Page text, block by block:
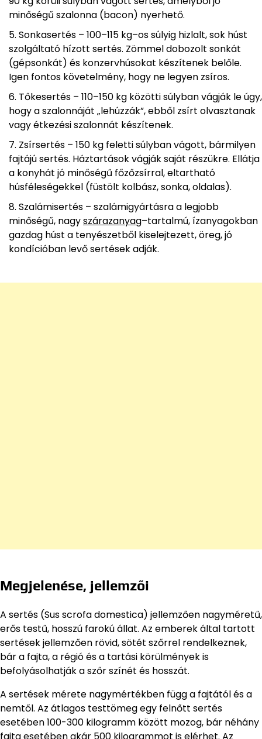
minőségű szalonna (bacon) nyerhető.
Sonkasertés – 100–115 kg–os súlyig hizlalt, sok húst
szolgáltató hízott sertés. Zömmel dobozolt sonkát
(gépsonkát) és konzervhúsokat készítenek belőle.
Igen fontos követelmény, hogy ne legyen zsíros.
Tőkesertés – 110–150 kg közötti súlyban vágják le úgy,
hogy a szalonnáját „lehúzzák”, ebből zsírt olvasztanak
vagy étkezési szalonnát készítenek.
Zsírsertés – 150 kg feletti súlyban vágott, bármilyen
fajtájú sertés. Háztartások vágják saját részükre. Ellátja
a konyhát jó minőségű főzőzsírral, eltartható
húsféleségekkel (füstölt kolbász, sonka, oldalas).
Szalámisertés – szalámigyártásra a legjobb
minőségű, nagyszárazanyag–tartalmú, ízanyagokban
gazdag húst a tenyészetből kiselejtezett, öreg, jó
kondícióban levő sertések adják.
Megjelenése, jellemzői
A sertés (Sus scrofa domestica) jellemzően nagyméretű,
erős testű, hosszú farokú állat. Az emberek által tartott
sertések jellemzően rövid, sötét szőrrel rendelkeznek,
bár a fajta, a régió és a tartási körülmények is
befolyásolhatják a szőr színét és hosszát.
A sertések mérete nagymértékben függ a fajtától és a
nemtől. Az átlagos testtömeg egy felnőtt sertés
esetében 100-300 kilogramm között mozog, bár néhány